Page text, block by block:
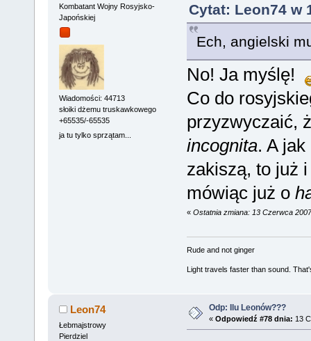
Kombatant Wojny Rosyjsko-
Japońskiej
Wiadomości: 44713
słoiki dżemu truskawkowego
+65535/-65535
ja tu tylko sprzątam...
Cytat: Leon74 w
Ech, angielski
No! Ja myślę!
Co do
przyzwyczaić,
incognita. A
zakiszą, to już
mówiąc już o
« Ostatnia zmiana: 13 Czerwca
Rude and not ginger
Light travels faster than sound.
Leon74
Łebmajstrowy
Pierdziel
Odp: Ilu Leonów???
« Odpowiedź #78 dnia: 13